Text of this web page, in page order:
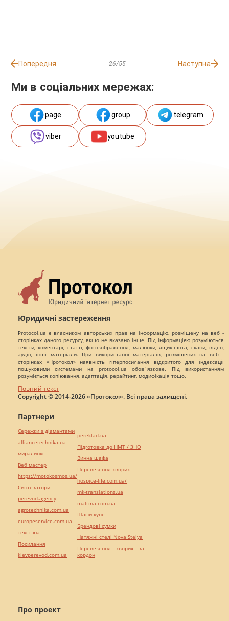
Попередня 26/55 Наступна
Ми в соціальних мережах:
page group telegram
viber youtube
Юридичні застереження
Protocol.ua є власником авторських прав на інформацію, розміщену на веб -
сторінках даного ресурсу, якщо не вказано інше. Під інформацією розуміються
тексти, коментарі, статті, фотозображення, малюнки, ящик-шота, скани, відео,
аудіо, інші матеріали. При використанні матеріалів, розміщених на веб -
сторінках «Протокол» наявність гіперпосилання відкритого для індексації
пошуковими системами на protocol.ua обов`язкове. Під використанням
розуміється копіювання, адаптація, рерайтинг, модифікація тощо.
Повний текст
Copyright © 2014-2026 «Протокол». Всі права захищені.
Про проект
Партнери
Сережки з діамантами
alliancetechnika.ua
миралинкс
Веб мастер
https://motokosmos.ua/
Синтезатори
perevod.agency
agrotechnika.com.ua
europeservice.com.ua
текст юа
Посилання
kievperevod.com.ua
pereklad.ua
Підготовка до НМТ / ЗНО
Винна шафа
Перевезення хворих
hospice-life.com.ua/
mk-translations.ua
maltina.com.ua
Шафи купе
Брендові сумки
Натяжні стелі Nova Stelya
Перевезення хворих за
кордон